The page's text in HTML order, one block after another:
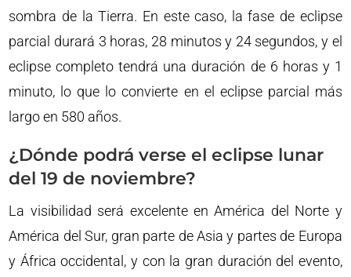
sombra de la Tierra. En este caso, la fase de eclipse
parcial durará 3 horas, 28 minutos y 24 segundos, y el
eclipse completo tendrá una duración de 6 horas y 1
minuto, lo que lo convierte en el eclipse parcial más
largo en 580 años.
¿Dónde podrá verse el eclipse lunar
del 19 de noviembre?
La visibilidad será excelente en América del Norte y
América del Sur, gran parte de Asia y partes de Europa
y África occidental, y con la gran duración del evento,